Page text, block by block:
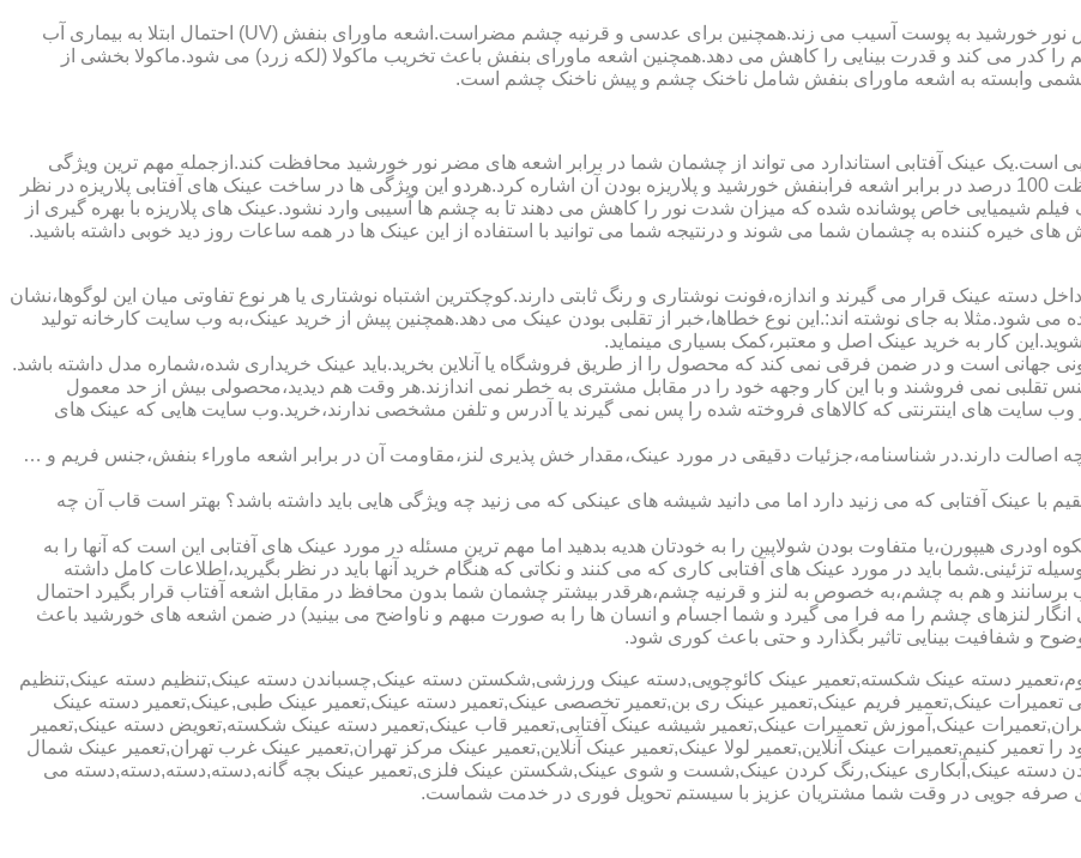
چشم و خطرات اشعه ماورای بنفش نور خورشید اشعه ماورای بنفش نور خورشید به پوست آسیب می زند.همچنین برای عدسی و قرنیه چشم مضراست.اشعه ماورای بنفش (UV) احتمال ابتلا به بیماری آب
کدر می کند و قدرت بینایی را کاهش می دهد.همچنین اشعه ماورای بنفش باعث تخریب ماکولا (لکه زرد) می شود.ماکولا بخشی از
وابسته به اشعه ماورای بنفش شامل ناخنک چشم و پیش ناخنک چشم است.
است.یک عینک آفتابی استاندارد می تواند از چشمان شما در برابر اشعه های مضر نور خورشید محافظت کند.ازجمله مهم ترین ویژگی
هایی که یک عینک آفتابی استاندارد باید داشته باشد می توان به محافظت 100 درصد در برابر اشعه فرابنفش خورشید و پلاریزه بودن آن اشاره کرد.هردو این ویژگی ها در ساخت عینک های آفتابی پلاریزه در نظر
فیلم شیمیایی خاص پوشانده شده که میزان شدت نور را کاهش می دهند تا به چشم ها آسیبی وارد نشود.عینک های پلاریزه با بهره گیری از
های خیره کننده به چشمان شما می شوند و درنتیجه شما می توانید با استفاده از این عینک ها در همه ساعات روز دید خوبی داشته باشید.
عینک قرار می گیرند و اندازه،فونت نوشتاری و رنگ ثابتی دارند.کوچکترین اشتباه نوشتاری یا هر نوع تفاوتی میان این لوگوها،نشان
می شود.مثلا به جای نوشته اند:.این نوع خطاها،خبر از تقلبی بودن عینک می دهد.همچنین پیش از خرید عینک،به وب سایت کارخانه تولید
کار به خرید عینک اصل و معتبر،کمک بسیاری مینماید.
است و در ضمن فرقی نمی کند که محصول را از طریق فروشگاه یا آنلاین بخرید.باید عینک خریداری شده،شماره مدل داشته باشد.
تقلبی نمی فروشند و با این کار وجهه خود را در مقابل مشتری به خطر نمی اندازند.هر وقت هم دیدید،محصولی بیش از حد معمول
سایت های اینترنتی که کالاهای فروخته شده را پس نمی گیرند یا آدرس و تلفن مشخصی ندارند،خرید.وب سایت هایی که عینک های
اصالت دارند.در شناسنامه،جزئیات دقیقی در مورد عینک،مقدار خش پذیری لنز،مقاومت آن در برابر اشعه ماوراء بنفش،جنس فریم و …
عینک آفتابی که می زنید دارد اما می دانید شیشه های عینکی که می زنید چه ویژگی هایی باید داشته باشد؟ بهتر است قاب آن چه
اودری هیپورن،یا متفاوت بودن شولاپین را به خودتان هدیه بدهید اما مهم ترین مسئله در مورد عینک های آفتابی این است که آنها را به
تزئینی.شما باید در مورد عینک های آفتابی کاری که می کنند و نکاتی که هنگام خرید آنها باید در نظر بگیرید،اطلاعات کامل داشته
و هم به چشم،به خصوص به لنز و قرنیه چشم،هرقدر بیشتر چشمان شما بدون محافظ در مقابل اشعه آفتاب قرار بگیرد احتمال
انگار لنزهای چشم را مه فرا می گیرد و شما اجسام و انسان ها را به صورت مبهم و ناواضح می بینید) در ضمن اشعه های خورشید باعث
و شفافیت بینایی تاثیر بگذارد و حتی باعث کوری شود.
دسته عینک شکسته,تعمیر عینک کائوچویی,دسته عینک ورزشی,شکستن دسته عینک,چسباندن دسته عینک,تنظیم دسته عینک,تنظیم
تعمیرات عینک,تعمیر فریم عینک,تعمیر عینک ری بن,تعمیر تخصصی عینک,تعمیر دسته عینک,تعمیر عینک طبی,عینک,تعمیر دسته عینک
عینک,آموزش تعمیرات عینک,تعمیر شیشه عینک آفتابی,تعمیر قاب عینک,تعمیر دسته عینک شکسته,تعویض دسته عینک,تعمیر
تعمیر کنیم,تعمیرات عینک آنلاین,تعمیر لولا عینک,تعمیر عینک آنلاین,تعمیر عینک مرکز تهران,تعمیر عینک غرب تهران,تعمیر عینک شمال
دسته عینک,آبکاری عینک,رنگ کردن عینک,شست و شوی عینک,شکستن عینک فلزی,تعمیر عینک بچه گانه,دسته,دسته,دسته,دسته می
صرفه جویی در وقت شما مشتریان عزیز با سیستم تحویل فوری در خدمت شماست.